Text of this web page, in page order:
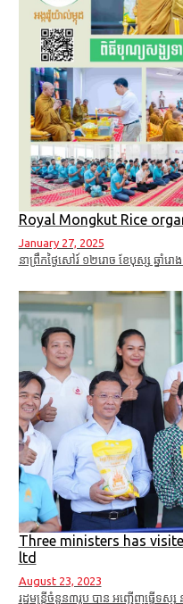
Royal Mongkut Rice
January 27, 2025
នាព្រឹកថ្ងៃសៅរ៍ ១២​រោច ខែបុស្ស ឆ្នាំរ
Three ministers has
ltd
August 23, 2023
រដ្ឋមន្ត្រីចំនួន៣រូប បាន អញ្ជើញធ្វើទ